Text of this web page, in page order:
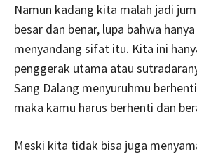
Namun kadang kita malah jadi
besar dan benar, lupa bahwa
menyandang sifat itu. Kita ini
penggerak utama atau
Sang Dalang menyuruhmu
maka kamu harus berhenti dan
Meski kita tidak bisa juga